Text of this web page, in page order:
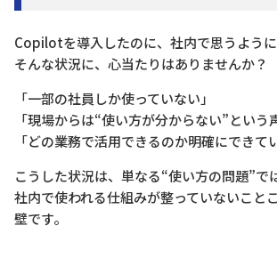
Copilotを導入したのに、社内で思うように
そんな状況に、心当たりはありませんか？
「一部の社員しか使っていない」
「現場からは“使い方が分からない”という
「どの業務で活用できるのか明確にできて
こうした状況は、単なる“使い方の問題”で
社内で使われる仕組みが整っていないこと
壁です。